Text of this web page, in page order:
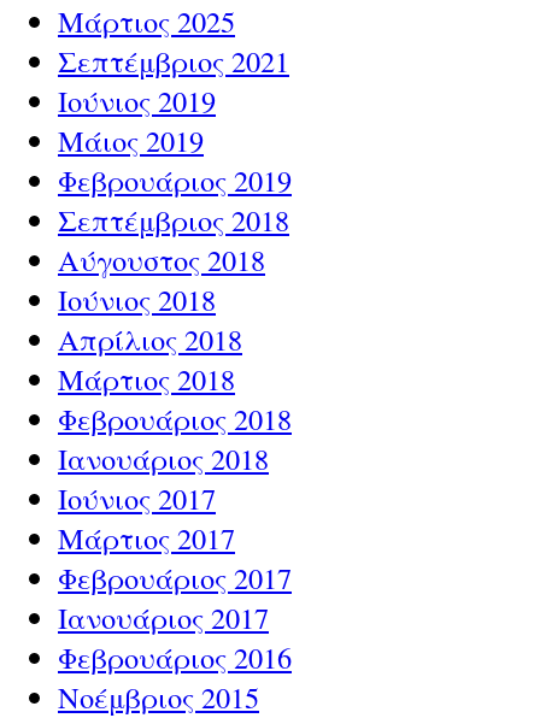
Μάρτιος 2025
Σεπτέμβριος 2021
Ιούνιος 2019
Μάιος 2019
Φεβρουάριος 2019
Σεπτέμβριος 2018
Αύγουστος 2018
Ιούνιος 2018
Απρίλιος 2018
Μάρτιος 2018
Φεβρουάριος 2018
Ιανουάριος 2018
Ιούνιος 2017
Μάρτιος 2017
Φεβρουάριος 2017
Ιανουάριος 2017
Φεβρουάριος 2016
Νοέμβριος 2015